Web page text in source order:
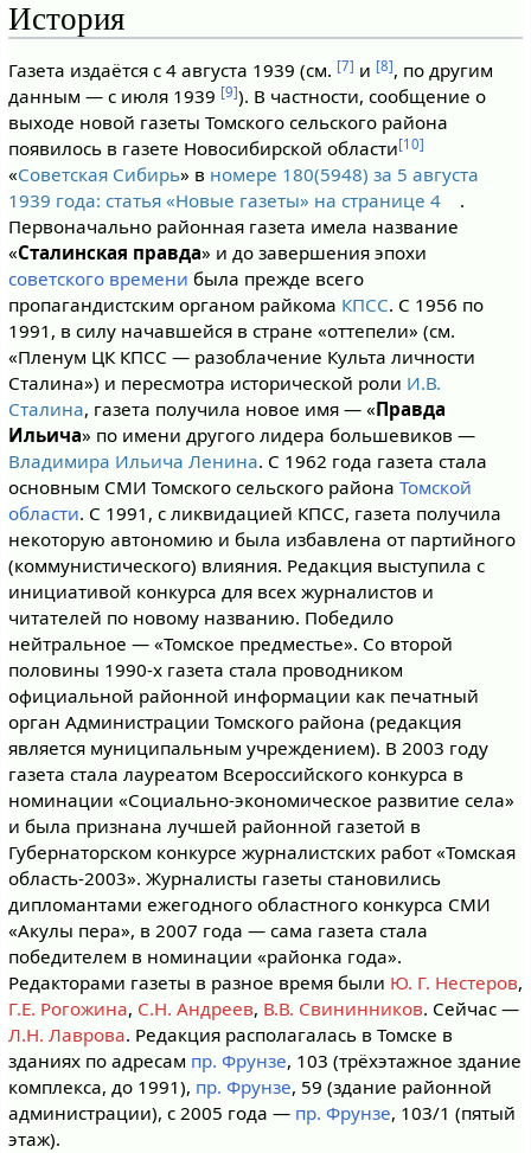
История
Газета издаётся с 4 августа 1939 (см. [7] и [8], по другим
данным — с июля 1939 [9]). В частности, сообщение о
выходе новой газеты Томского сельского района
появилось в газете Новосибирской области[10]
«Советская Сибирь» в номере 180(5948) за 5 августа
1939 года: статья «Новые газеты» на странице 4
.
Первоначально районная газета имела название
«Сталинская правда» и до завершения эпохи
советского времени была прежде всего
пропагандистским органом райкома КПСС. С 1956 по
1991, в силу начавшейся в стране «оттепели» (см.
«Пленум ЦК КПСС — разоблачение Культа личности
Сталина») и пересмотра исторической роли И.В.
Сталина, газета получила новое имя — «Правда
Ильича» по имени другого лидера большевиков —
Владимира Ильича Ленина. С 1962 года газета стала
основным СМИ Томского сельского района Томской
области. С 1991, с ликвидацией КПСС, газета получила
некоторую автономию и была избавлена от партийного
(коммунистического) влияния. Редакция выступила с
инициативой конкурса для всех журналистов и
читателей по новому названию. Победило
нейтральное — «Томское предместье». Со второй
половины 1990-х газета стала проводником
официальной районной информации как печатный
орган Администрации Томского района (редакция
является муниципальным учреждением). В 2003 году
газета стала лауреатом Всероссийского конкурса в
номинации «Социально-экономическое развитие села»
и была признана лучшей районной газетой в
Губернаторском конкурсе журналистских работ «Томская
область-2003». Журналисты газеты становились
дипломантами ежегодного областного конкурса СМИ
«Акулы пера», в 2007 года — сама газета стала
победителем в номинации «районка года».
Редакторами газеты в разное время были Ю. Г. Нестеров,
Г.Е. Рогожина, С.Н. Андреев, В.В. Свининников. Сейчас —
Л.Н. Лаврова. Редакция располагалась в Томске в
зданиях по адресам пр. Фрунзе, 103 (трёхэтажное здание
комплекса, до 1991), пр. Фрунзе, 59 (здание районной
администрации), с 2005 года — пр. Фрунзе, 103/1 (пятый
этаж).